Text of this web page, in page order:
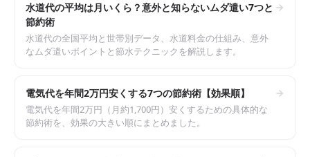
水道代の平均は月いくら？意外と知らないムダ遣い7つと
節約術
水道代の全国平均と世帯別データ、水道料金の仕組み、意外
なムダ遣いポイントと節水テクニックを解説します。
電気代を年間2万円安くする7つの節約術【効果順】
電気代を年間2万円（月約1,700円）安くするための具体的な
節約術を、効果の大きい順にまとめました。